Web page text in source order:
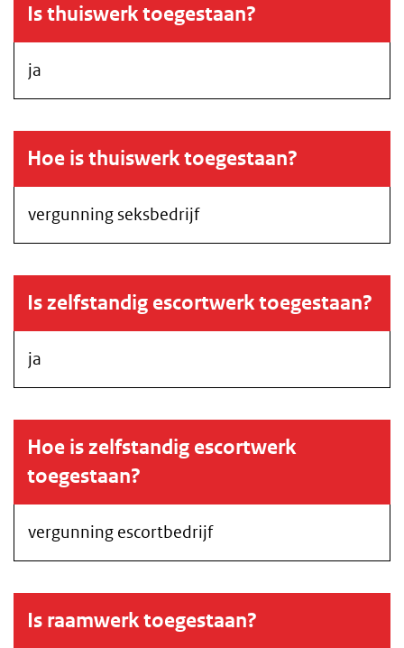
Is thuiswerk toegestaan?
ja
Hoe is thuiswerk toegestaan?
vergunning seksbedrijf
Is zelfstandig escortwerk toegestaan?
ja
Hoe is zelfstandig escortwerk
toegestaan?
vergunning escortbedrijf
Is raamwerk toegestaan?